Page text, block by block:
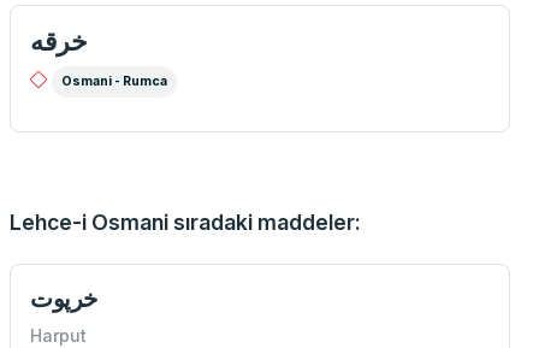
خرقه
Osmani - Rumca
Lehce-i Osmani sıradaki maddeler:
خرپوت
Harput